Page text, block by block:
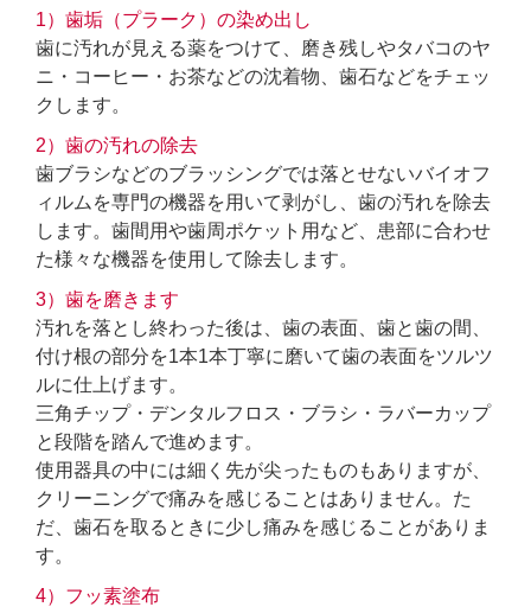
1）歯垢（プラーク）の染め出し
歯に汚れが見える薬をつけて、磨き残しやタバコのヤ
ニ・コーヒー・お茶などの沈着物、歯石などをチェッ
クします。
2）歯の汚れの除去
歯ブラシなどのブラッシングでは落とせないバイオフ
ィルムを専門の機器を用いて剥がし、歯の汚れを除去
します。歯間用や歯周ポケット用など、患部に合わせ
た様々な機器を使用して除去します。
3）歯を磨きます
汚れを落とし終わった後は、歯の表面、歯と歯の間、
付け根の部分を1本1本丁寧に磨いて歯の表面をツルツ
ルに仕上げます。
三角チップ・デンタルフロス・ブラシ・ラバーカップ
と段階を踏んで進めます。
使用器具の中には細く先が尖ったものもありますが、
クリーニングで痛みを感じることはありません。た
だ、歯石を取るときに少し痛みを感じることがありま
す。
4）フッ素塗布